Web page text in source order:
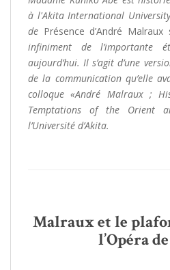
à l'Akita International
de Présence d’André
infiniment de l’importante
aujourd’hui. Il s’agit d’une
de la communication qu’elle
colloque «André Malraux ;
Temptations of the Orient
l’Université d’Akita.
Malraux et le
l’Opéra